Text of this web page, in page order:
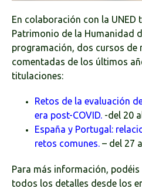
En colaboración con la UNED
Patrimonio de la Humanidad
programación, dos cursos de
comentadas de los últimos
titulaciones:
Retos de la evaluación
era post-COVID. -del 20
España y Portugal:
retos comunes. – del 27
Para más información,
todos los detalles desde los